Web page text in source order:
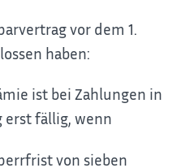
vor dem 1.
haben:
ist bei Zahlungen in
erst fällig, wenn
von sieben